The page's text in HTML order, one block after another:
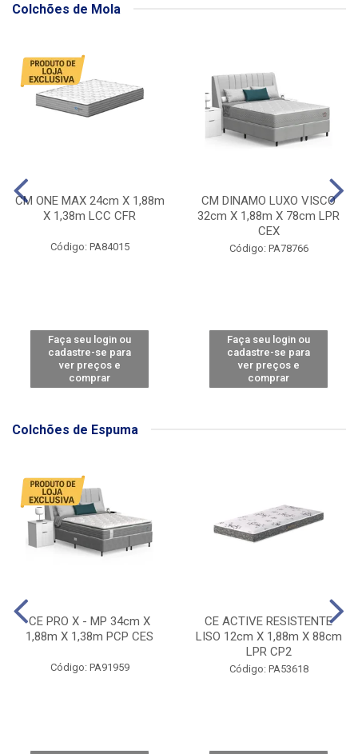
Colchões de Mola
CM ONE MAX 24cm X 1,88m
X 1,38m LCC CFR
Código: PA84015
Faça seu login ou
cadastre-se para
ver preços e
comprar
CM DINAMO LUXO VISCO
32cm X 1,88m X 78cm LPR
CEX
Código: PA78766
Faça seu login ou
cadastre-se para
ver preços e
comprar
Colchões de Espuma
CE PRO X - MP 34cm X
1,88m X 1,38m PCP CES
Código: PA91959
CE ACTIVE RESISTENTE
LISO 12cm X 1,88m X 88cm
LPR CP2
Código: PA53618